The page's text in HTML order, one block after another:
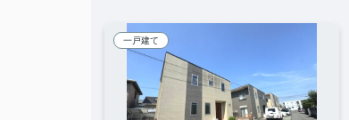
一戸建て